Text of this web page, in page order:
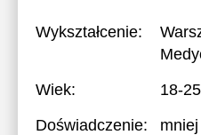
Wykształcenie:
Wiek:
18-25
Doświadczenie: